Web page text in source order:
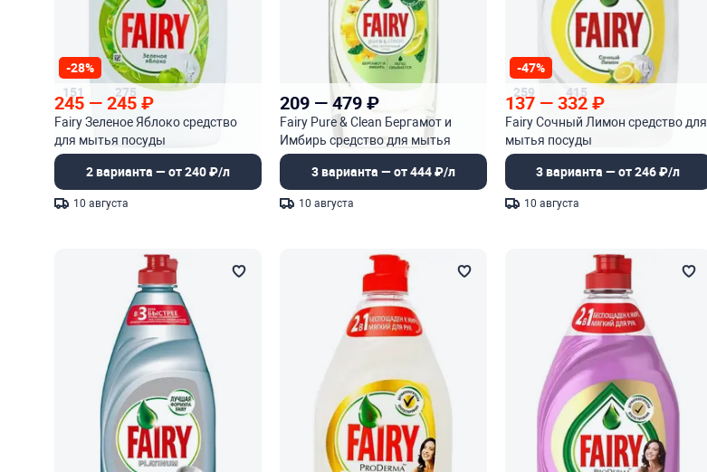
-28%
151
245 — 275
245₽
Fairy Зеленое Яблоко средство
для мытья посуды
2 варианта — от 240 ₽/л
10 августа
209 —479₽
Fairy Pure & Clean Бергамот и
Имбирь средство для мытья
посуды
3 варианта — от 444 ₽/л
10 августа
-47%
259
137 — 415
332 ₽
Fairy Сочный Лимон средство для
мытья посуды
3 варианта — от 246 ₽/л
10 августа